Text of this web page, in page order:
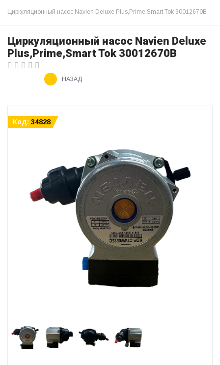
Циркуляционный насос Navien Deluxe Plus,Prime,Smart Tok 30012670B
Циркуляционный насос Navien Deluxe
Plus,Prime,Smart Tok 30012670B
НАЗАД
Код: 34828